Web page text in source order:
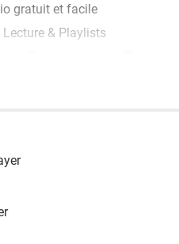
gratuit et facile
Lecture & Playlists
Enregistrement /